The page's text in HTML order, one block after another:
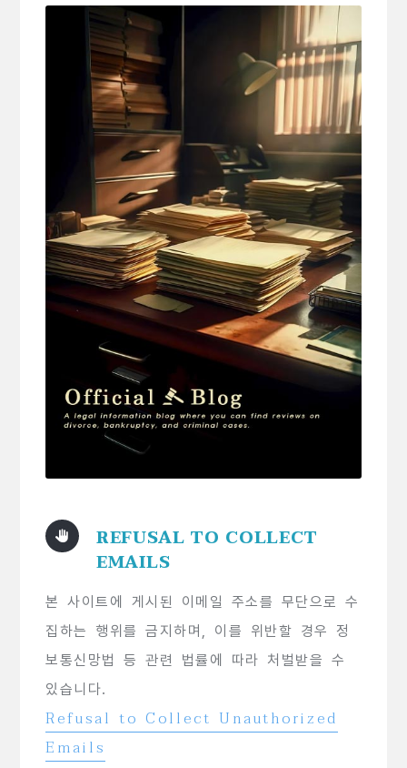
REFUSAL TO COLLECT
EMAILS
본 사이트에 게시된 이메일 주소를 무단으로 수
집하는 행위를 금지하며, 이를 위반할 경우 정
보통신망법 등 관련 법률에 따라 처벌받을 수
있습니다.
Refusal to Collect Unauthorized
Emails